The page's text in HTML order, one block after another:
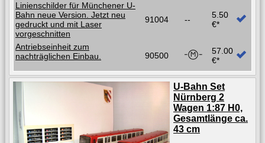
Linienschilder für Münchener U-
Bahn neue Version. Jetzt neu
gedruckt und mit Laser
vorgeschnitten
91004 --
5.50
€*
Antriebseinheit zum
nachträglichen Einbau.
90500
57.00
€*
U-Bahn Set
Nürnberg 2
Wagen 1:87 H0,
Gesamtlänge ca.
43 cm